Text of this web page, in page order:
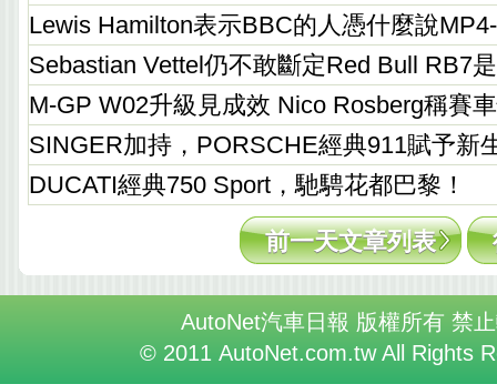
Lewis Hamilton表示BBC的人憑什麼說
Sebastian Vettel仍不敢斷定Red Bull RB7
M-GP W02升級見成效 Nico Rosberg稱賽
SINGER加持，PORSCHE經典911賦予新
DUCATI經典750 Sport，馳騁花都巴黎！
前一天文章列表
AutoNet汽車日報 版權所有 禁
© 2011 AutoNet.com.tw All Rights